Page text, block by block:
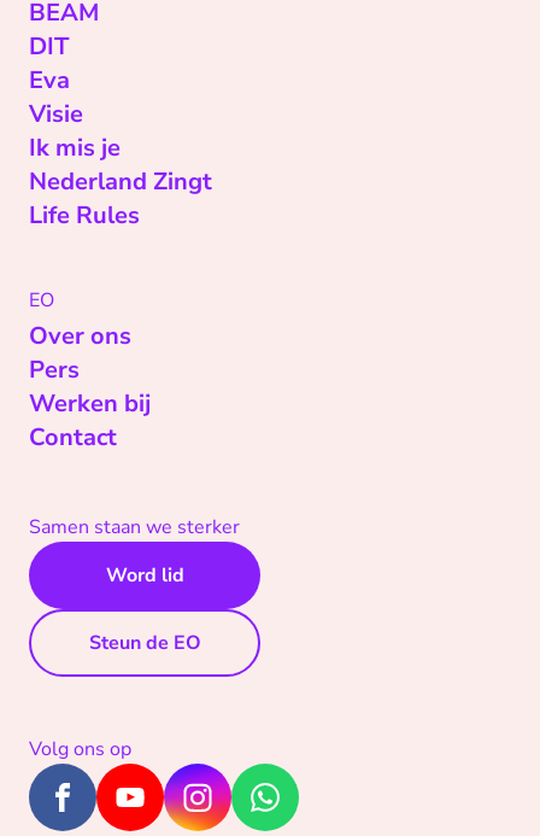
BEAM
DIT
Eva
Visie
Ik mis je
Nederland Zingt
Life Rules
EO
Over ons
Pers
Werken bij
Contact
Samen staan we sterker
Word lid
Steun de EO
Volg ons op